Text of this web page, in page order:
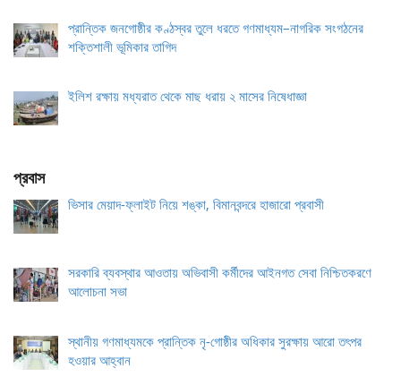
প্রান্তিক জনগোষ্ঠীর কণ্ঠস্বর তুলে ধরতে গণমাধ্যম–নাগরিক সংগঠনের
শক্তিশালী ভূমিকার তাগিদ
ইলিশ রক্ষায় মধ্যরাত থেকে মাছ ধরায় ২ মাসের নিষেধাজ্ঞা
প্রবাস
ভিসার মেয়াদ-ফ্লাইট নিয়ে শঙ্কা, বিমানবন্দরে হাজারো প্রবাসী
সরকারি ব্যবস্থার আওতায় অভিবাসী কর্মীদের আইনগত সেবা নিশ্চিতকরণে
আলোচনা সভা
স্থানীয় গণমাধ্যমকে প্রান্তিক নৃ-গোষ্ঠীর অধিকার সুরক্ষায় আরো তৎপর
হওয়ার আহ্বান